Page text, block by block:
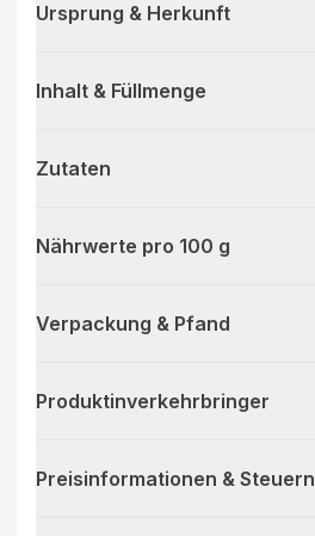
Ursprung & Herkunft
Inhalt & Füllmenge
Zutaten
Nährwerte pro 100 g
Verpackung & Pfand
Produktinverkehrbringer
Preisinformationen & Steuern